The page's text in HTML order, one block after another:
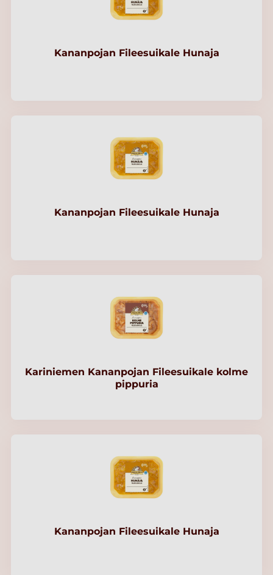
Kananpojan Fileesuikale Hunaja
Kananpojan Fileesuikale Hunaja
Kariniemen Kananpojan Fileesuikale kolme
pippuria
Kananpojan Fileesuikale Hunaja